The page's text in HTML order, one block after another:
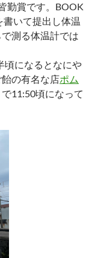
勤賞です。BOOK
書いて提出し体温
測る体温計では
頃になるとなにや
の有名な店ポム
11:50頃になって